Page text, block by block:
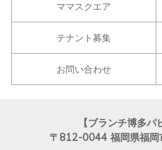
ママスクエア
テナント募集
お問い合わせ
【ブランチ博多パ
〒812-0044 福岡県福